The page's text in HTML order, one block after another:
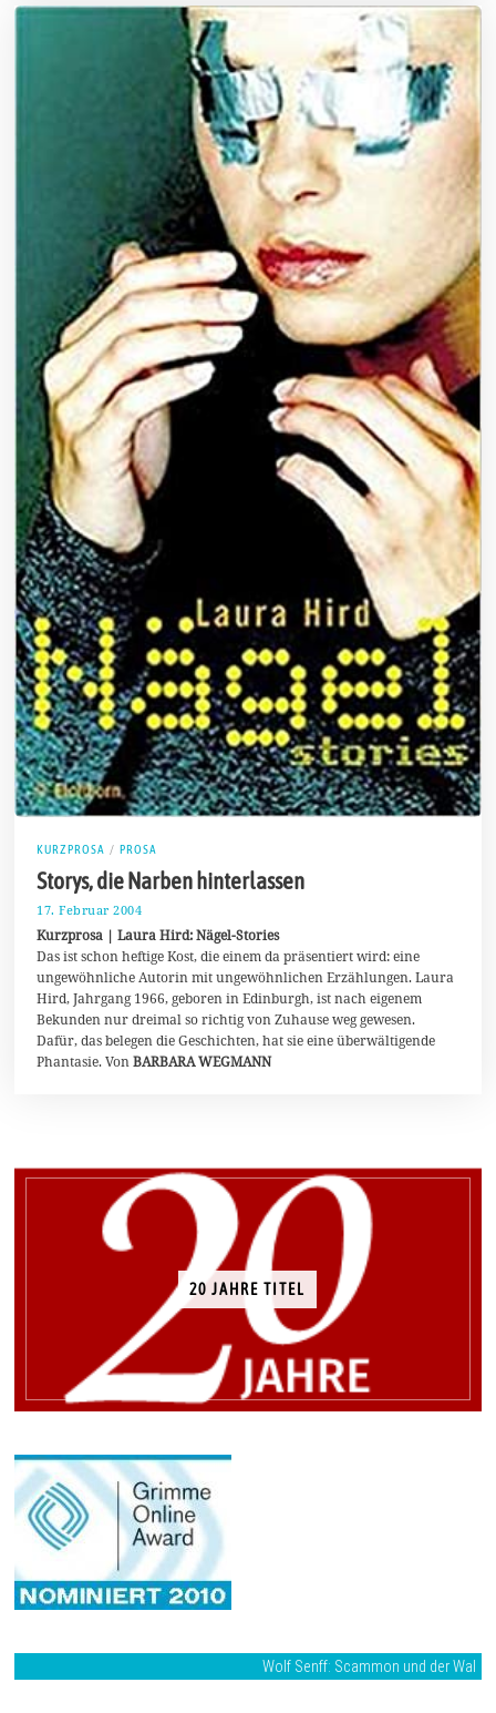
KURZPROSA / PROSA
Storys, die Narben hinterlassen
17. Februar 2004
J
u
l
i
0
2
0
Kurzprosa | Laura Hird: Nägel-Stories
Das ist schon heftige Kost, die einem da präsentiert wird: eine
ungewöhnliche Autorin mit ungewöhnlichen Erzählungen. Laura
Hird, Jahrgang 1966, geboren in Edinburgh, ist nach eigenem
Bekunden nur dreimal so richtig von Zuhause weg gewesen.
Dafür, das belegen die Geschichten, hat sie eine überwältigende
Phantasie. VonBARBARA WEGMANN
20 JAHRE TITEL
Wolf Senff: Scammon und der Wal